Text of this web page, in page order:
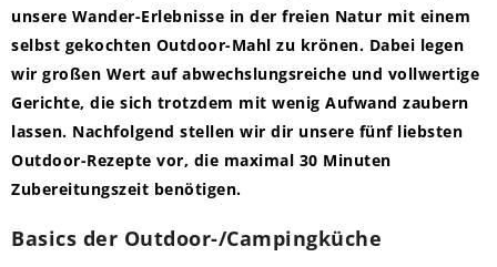
unsere Wander-Erlebnisse in der freien Natur mit einem
selbst gekochten Outdoor-Mahl zu krönen. Dabei legen
wir großen Wert auf abwechslungsreiche und vollwertige
Gerichte, die sich trotzdem mit wenig Aufwand zaubern
lassen. Nachfolgend stellen wir dir unsere fünf liebsten
Outdoor-Rezepte vor, die maximal 30 Minuten
Zubereitungszeit benötigen.
Basics der Outdoor-/Campingküche